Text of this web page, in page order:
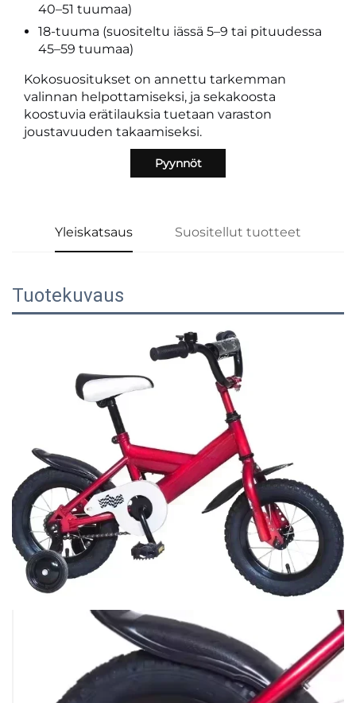
40–51 tuumaa)
18-tuuma (suositeltu iässä 5–9 tai pituudessa
45–59 tuumaa)
Kokosuositukset on annettu tarkemman
valinnan helpottamiseksi, ja sekakoosta
koostuvia erätilauksia tuetaan varaston
joustavuuden takaamiseksi.
Pyynnöt
Yleiskatsaus Suositellut tuotteet
Tuotekuvaus